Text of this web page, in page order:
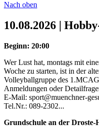
Nach oben
10.08.2026 |
Beginn: 20:00
Wer Lust hat, montags mit
Woche zu starten, ist in der
Volleyballgruppe des
Anmeldungen oder
E-Mail: sport@muenchner-
Tel.Nr.: 089-2302...
Grundschule an der Droste-